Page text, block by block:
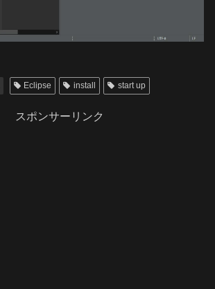
Eclipse install start up
スポンサーリンク